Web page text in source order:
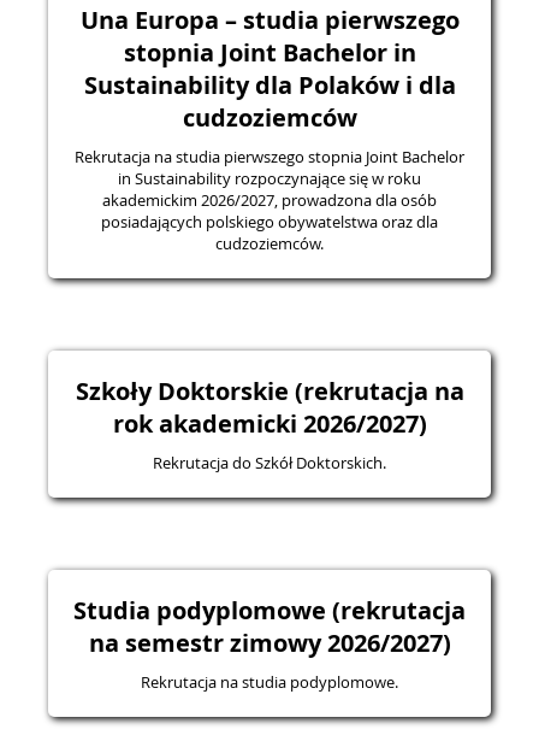
Una Europa – studia pierwszego
stopnia Joint Bachelor in
Sustainability dla Polaków i dla
cudzoziemców
Rekrutacja na studia pierwszego stopnia Joint Bachelor
in Sustainability rozpoczynające się w roku
akademickim 2026/2027, prowadzona dla osób
posiadających polskiego obywatelstwa oraz dla
cudzoziemców.
Szkoły Doktorskie (rekrutacja na
rok akademicki 2026/2027)
Rekrutacja do Szkół Doktorskich.
Studia podyplomowe (rekrutacja
na semestr zimowy 2026/2027)
Rekrutacja na studia podyplomowe.